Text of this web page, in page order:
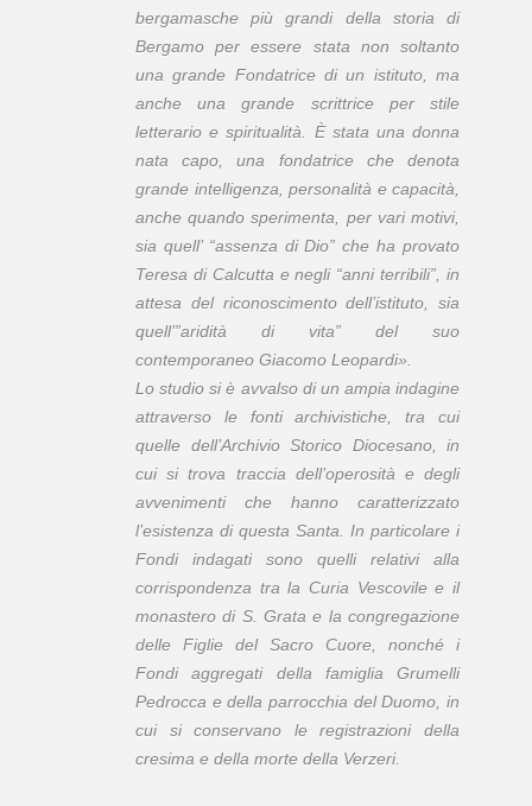
bergamasche più grandi della storia di
Bergamo per essere stata non soltanto
una grande Fondatrice di un istituto, ma
anche una grande scrittrice per stile
letterario e spiritualità. È stata una donna
nata capo, una fondatrice che denota
grande intelligenza, personalità e capacità,
anche quando sperimenta, per vari motivi,
sia quell’ “assenza di Dio” che ha provato
Teresa di Calcutta e negli “anni terribili”, in
attesa del riconoscimento dell’istituto, sia
quell’”aridità di vita” del suo
contemporaneo Giacomo Leopardi».
Lo studio si è avvalso di un ampia indagine
attraverso le fonti archivistiche, tra cui
quelle dell’Archivio Storico Diocesano, in
cui si trova traccia dell’operosità e degli
avvenimenti che hanno caratterizzato
l’esistenza di questa Santa. In particolare i
Fondi indagati sono quelli relativi alla
corrispondenza tra la Curia Vescovile e il
monastero di S. Grata e la congregazione
delle Figlie del Sacro Cuore, nonché i
Fondi aggregati della famiglia Grumelli
Pedrocca e della parrocchia del Duomo, in
cui si conservano le registrazioni della
cresima e della morte della Verzeri.